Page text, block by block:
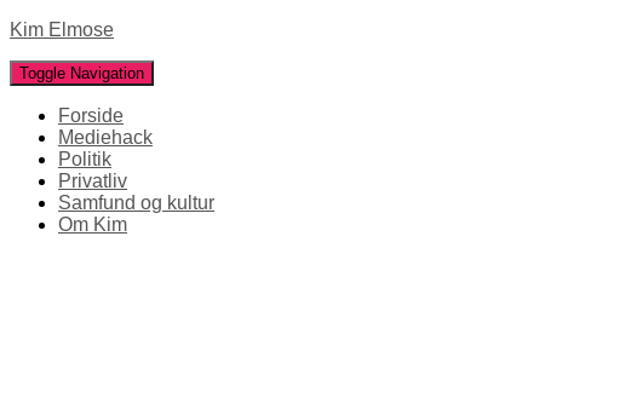
Kim Elmose
Toggle Navigation
Forside
Mediehack
Politik
Privatliv
Samfund og kultur
Om Kim